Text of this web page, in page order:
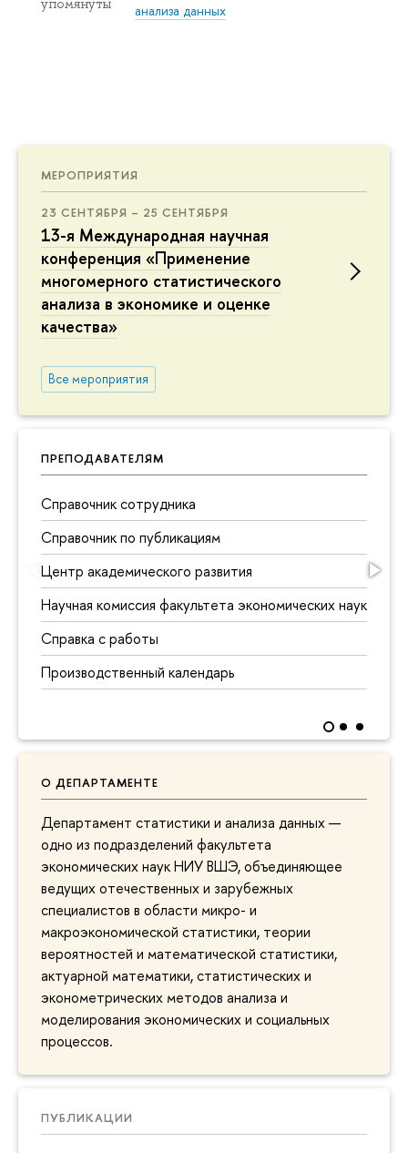
МЕРОПРИЯТИЯ
23 СЕНТЯБРЯ – 25 СЕНТЯБРЯ
13-я Международная научная
конференция «Применение
многомерного статистического
анализа в экономике и оценке
качества»
Все мероприятия
ПРЕПОДАВАТЕЛЯМ
Справочник сотрудника
Справочник по публикациям
Центр академического развития
Научная комиссия факультета экономических наук
Справка с работы
Производственный календарь
О ДЕПАРТАМЕНТЕ
Департамент статистики и анализа данных —
одно из подразделений факультета
экономических наук НИУ ВШЭ, объединяющее
ведущих отечественных и зарубежных
специалистов в области микро- и
макроэкономической статистики, теории
вероятностей и математической статистики,
актуарной математики, статистических и
эконометрических методов анализа и
моделирования экономических и социальных
процессов.
ПУБЛИКАЦИИ
упомянуты анализа данных